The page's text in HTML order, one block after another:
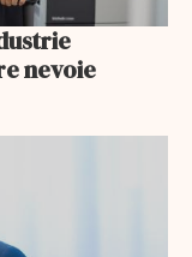
nevoie